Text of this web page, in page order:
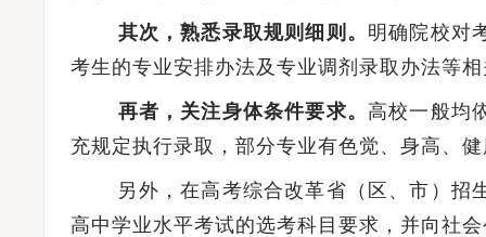
其次，熟悉录取规则细则。 明确院校对
考生的专业安排办法及专业调剂录取办法等
再者，关注身体条件要求。 高校一般均
充规定执行录取，部分专业有色觉、身高、
另外，在高考综合改革省（区、市）招生
高中学业水平考试的选考科目要求，并向社